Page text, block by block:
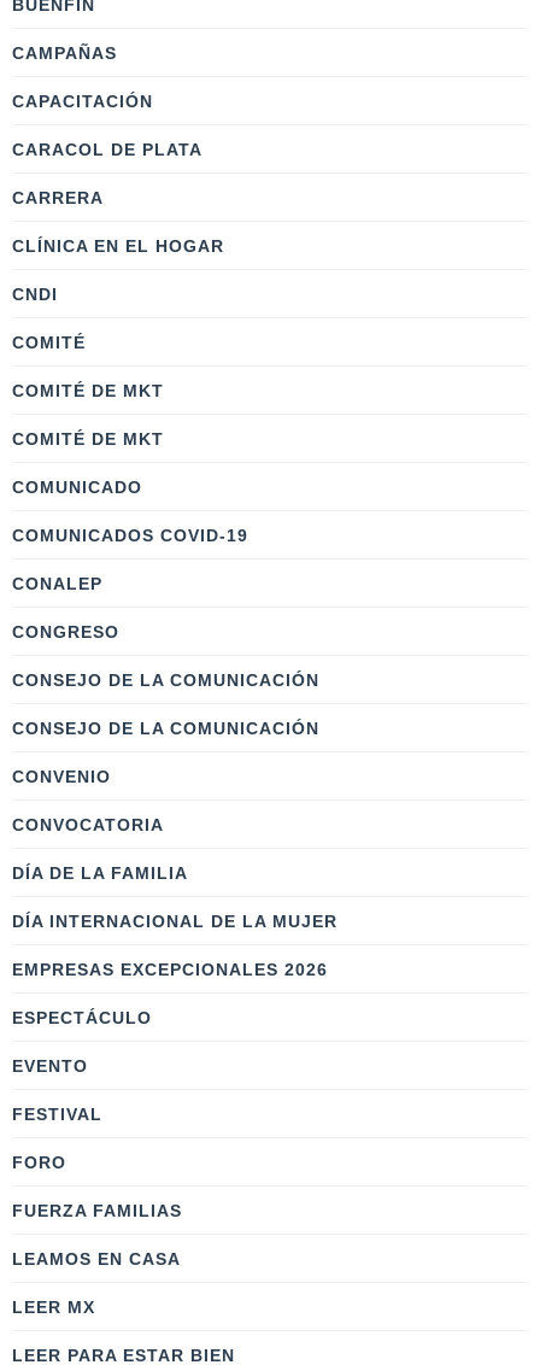
BUENFIN
CAMPAÑAS
CAPACITACIÓN
CARACOL DE PLATA
CARRERA
CLÍNICA EN EL HOGAR
CNDI
COMITÉ
COMITÉ DE MKT
COMITÉ DE MKT
COMUNICADO
COMUNICADOS COVID-19
CONALEP
CONGRESO
CONSEJO DE LA COMUNICACIÓN
CONSEJO DE LA COMUNICACIÓN
CONVENIO
CONVOCATORIA
DÍA DE LA FAMILIA
DÍA INTERNACIONAL DE LA MUJER
EMPRESAS EXCEPCIONALES 2026
ESPECTÁCULO
EVENTO
FESTIVAL
FORO
FUERZA FAMILIAS
LEAMOS EN CASA
LEER MX
LEER PARA ESTAR BIEN